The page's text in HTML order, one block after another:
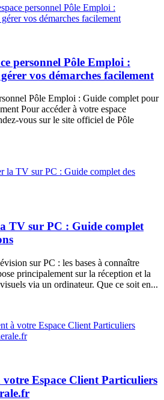
personnel Pôle Emploi :
vos démarches facilement
Pôle Emploi : Guide complet pour
Pour accéder à votre espace
vous sur le site officiel de Pôle
TV sur PC : Guide complet
sur PC : les bases à connaître
principalement sur la réception et la
via un ordinateur. Que ce soit en...
votre Espace Client Particuliers